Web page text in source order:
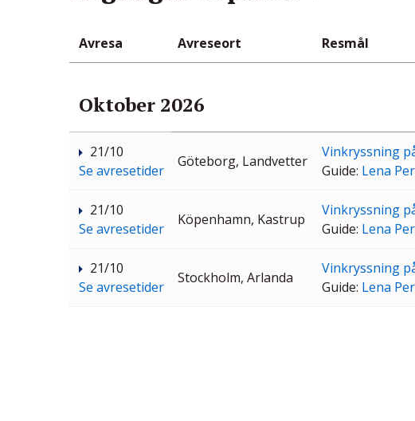
Avresa Avreseort Resmål
Oktober 2026
21/10
Se avresetider
Göteborg, Landvetter
Vinkryssning
Guide: Lena
21/10
Se avresetider
Köpenhamn, Kastrup
Vinkryssning
Guide: Lena
21/10
Se avresetider
Stockholm, Arlanda
Vinkryssning
Guide: Lena